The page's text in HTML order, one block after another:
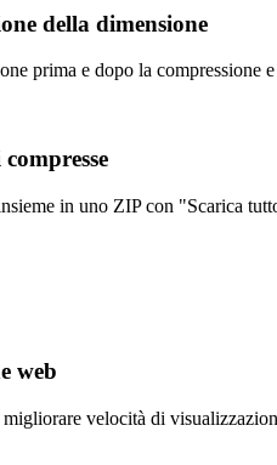
della dimensione
prima e dopo la compressione
in uno ZIP con "Scarica
web
velocità di